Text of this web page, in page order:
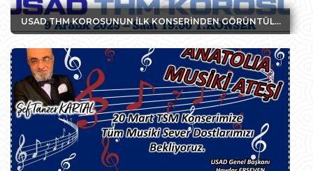
USAD THM KOROSUNUN İLK KONSERİNDEN GÖRÜNTÜLER